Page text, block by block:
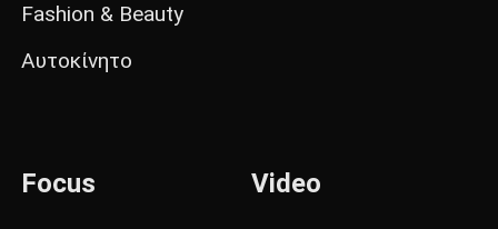
Fashion & Beauty
Αυτοκίνητο
Focus Video